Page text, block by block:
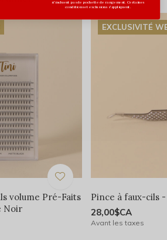
volume Pré-Faits
Noir
EXCLUSIVITÉ
Pince à faux-cils
28,00$CA
Avant les taxes
n'incluent pas de pochette de rangement. Certaines
conditions et exclusions s'appliquent.